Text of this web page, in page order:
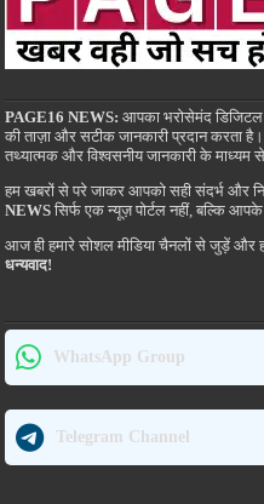
PAGE16 NEWS: आपका भरोसेमंद डिजिटल
की ताज़ा और सटीक जानकारी प्रदान करता है।
तथ्यात्मक और विश्वसनीय जानकारी के
हम खबरों से परे जाकर आपको सही संदर्भ और
NEWS सिर्फ एक न्यूज़ पोर्टल नहीं, बल्कि
आज ही हमारे सोशल मीडिया चैनलों से जुड़ें और
धन्यवाद!
WhatsApp Group
Telegram Channel